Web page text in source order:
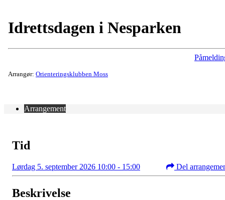
Idrettsdagen i Nesparken
Arrangør: Orienteringsklubben Moss
Arrangement
Tid
Lørdag 5. september 2026 10:00 - 15:00 Del
Beskrivelse